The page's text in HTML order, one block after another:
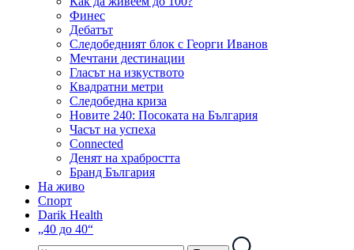
Финес
Дебатът
Следобедният блок с Георги Иванов
Мечтани дестинации
Гласът на изкуството
Квадратни метри
Следобедна криза
Новите 240: Посоката на България
Часът на успеха
Connected
Денят на храбростта
Бранд България
На живо
Спорт
Darik Health
„40 до 40“